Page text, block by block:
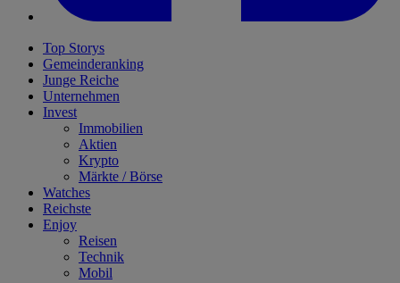
Top Storys
Gemeinderanking
Junge Reiche
Unternehmen
Invest
Immobilien
Aktien
Krypto
Märkte / Börse
Watches
Reichste
Enjoy
Reisen
Technik
Mobil